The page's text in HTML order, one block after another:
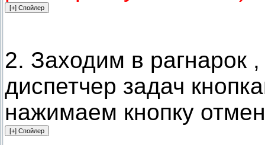
2. Заходим в рагнарок
диспетчер задач
нажимаем кнопку